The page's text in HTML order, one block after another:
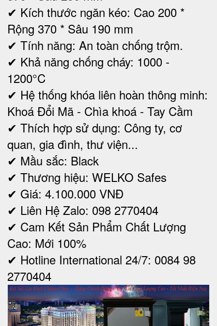
✔ Kích thước ngăn kéo: Cao 200 *
Rộng 370 * Sâu 190 mm
✔ Tính năng: An toàn chống trộm.
✔ Khả năng chống cháy: 1000 -
1200°C
✔ Hệ thống khóa liên hoàn thông minh:
Khoá Đổi Mã - Chìa khoá - Tay Cầm
✔ Thích hợp sử dụng: Công ty, cơ
quan, gia đình, thư viện...
✔ Mầu sắc: Black
✔ Thương hiệu: WELKO Safes
✔ Giá: 4.100.000 VNĐ
✔ Liên Hệ Zalo: 098 2770404
✔ Cam Kết Sản Phẩm Chất Lượng
Cao: Mới 100%
✔ Hotline International 24/7: 0084 98
2770404